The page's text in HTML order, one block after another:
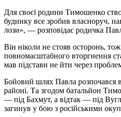
Для своєї родини Тимошенко
будинку все зробив власноруч,
лози», — розповідає родичка
Він ніколи не стояв осторонь, тож
повномасштабного вторгнення
мав підстави не йти через
Бойовий шлях Павла розпочався
районі. Та згодом батальйон
— під Бахмут, а відтак — під
загинув у бою з російськими